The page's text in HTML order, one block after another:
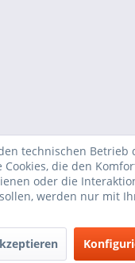
technischen
die den
oder die
werden nur mit